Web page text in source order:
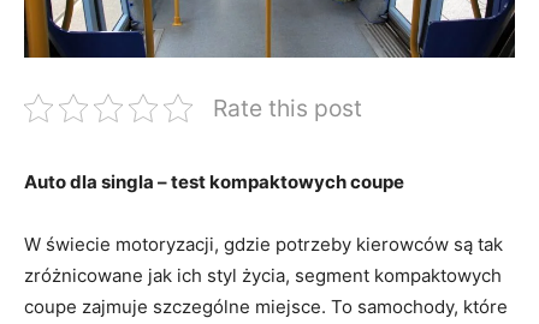
Rate this post
Auto dla singla – test kompaktowych coupe
W świecie motoryzacji, gdzie potrzeby kierowców są tak
zróżnicowane jak ich styl życia, segment kompaktowych
coupe zajmuje szczególne miejsce. To ⁤samochody, które